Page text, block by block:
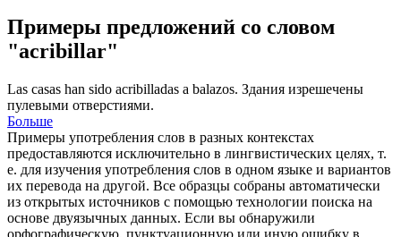
Примеры предложений со словом
"acribillar"
Las casas han sido acribilladas a balazos. Здания изрешечены
пулевыми отверстиями.
Больше
Примеры употребления слов в разных контекстах
предоставляются исключительно в лингвистических целях, т.
е. для изучения употребления слов в одном языке и вариантов
их перевода на другой. Все образцы собраны автоматически
из открытых источников с помощью технологии поиска на
основе двуязычных данных. Если вы обнаружили
орфографическую, пунктуационную или иную ошибку в